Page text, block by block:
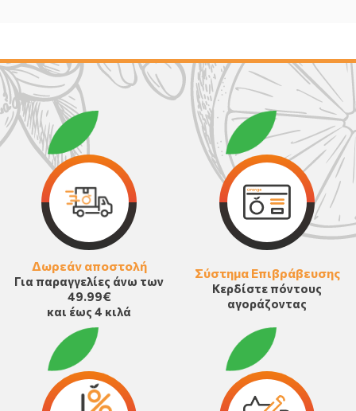
Δωρεάν αποστολή
Για παραγγελίες άνω των
49.99€
και έως 4 κιλά
Σύστημα Επιβράβευσης
Κερδίστε πόντους
αγοράζοντας